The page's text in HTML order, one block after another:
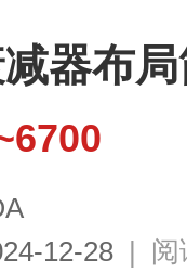
器布
12-28 | 阅